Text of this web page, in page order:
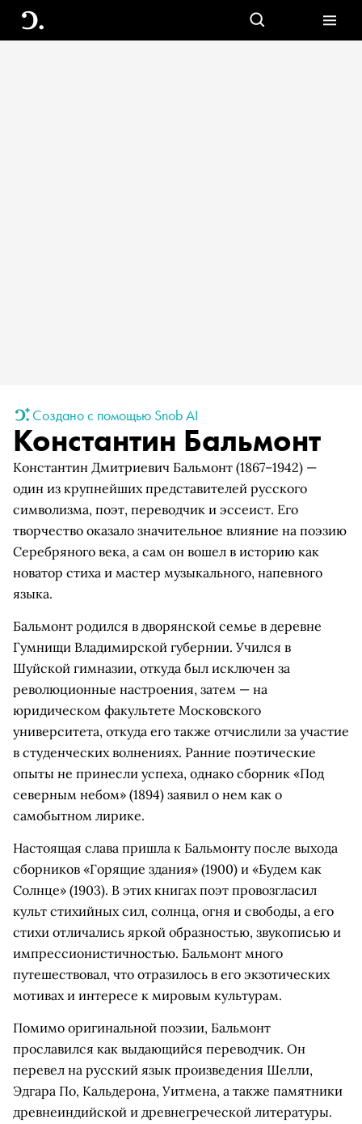
Создано с помощью Snob AI
Константин Бальмонт
Константин Дмитриевич Бальмонт (1867–1942) —
один из крупнейших представителей русского
символизма, поэт, переводчик и эссеист. Его
творчество оказало значительное влияние на поэзию
Серебряного века, а сам он вошел в историю как
новатор стиха и мастер музыкального, напевного
языка.
Бальмонт родился в дворянской семье в деревне
Гумнищи Владимирской губернии. Учился в
Шуйской гимназии, откуда был исключен за
революционные настроения, затем — на
юридическом факультете Московского
университета, откуда его также отчислили за участие
в студенческих волнениях. Ранние поэтические
опыты не принесли успеха, однако сборник «Под
северным небом» (1894) заявил о нем как о
самобытном лирике.
Настоящая слава пришла к Бальмонту после выхода
сборников «Горящие здания» (1900) и «Будем как
Солнце» (1903). В этих книгах поэт провозгласил
культ стихийных сил, солнца, огня и свободы, а его
стихи отличались яркой образностью, звукописью и
импрессионистичностью. Бальмонт много
путешествовал, что отразилось в его экзотических
мотивах и интересе к мировым культурам.
Помимо оригинальной поэзии, Бальмонт
прославился как выдающийся переводчик. Он
перевел на русский язык произведения Шелли,
Эдгара По, Кальдерона, Уитмена, а также памятники
древнеиндийской и древнегреческой литературы.